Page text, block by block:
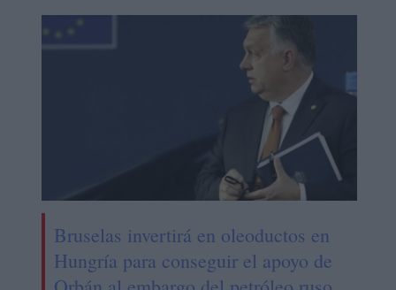
Bruselas invertirá en oleoductos en
Hungría para conseguir el apoyo de